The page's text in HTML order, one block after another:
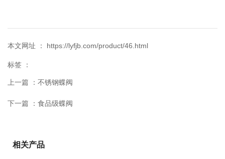
本文网址 ： https://lyfjb.com/product/46.html
标签 ：
上一篇 ： 不锈钢蝶阀
下一篇 ： 食品级蝶阀
相关产品